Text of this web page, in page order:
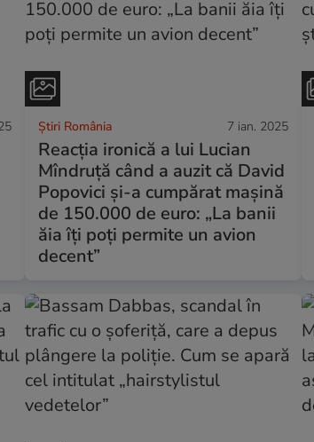
Știri România 7 ian. 2025
Reacția ironică a lui Lucian
Mîndruță când a auzit că David
Popovici și-a cumpărat mașină
de 150.000 de euro: „La banii
ăia îți poți permite un avion
decent”